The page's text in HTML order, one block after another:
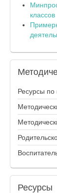
классов
Ресурсы по
Ресурсы